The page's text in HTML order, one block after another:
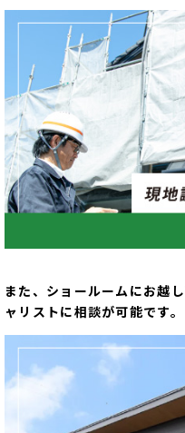
また、ショールームにお越
ャリストに相談が可能です。